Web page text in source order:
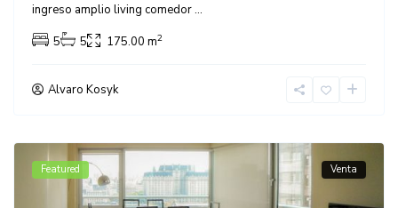
ingreso amplio living comedor...
5
5 175.00 m2
Alvaro Kosyk
Featured Venta